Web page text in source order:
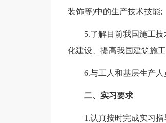
装饰等)中的生产技术技能;
5.了解目前我国施工
化建设、提高我国建筑施
6.与工人和基层生产
二、实习要求
1.认真按时完成实习